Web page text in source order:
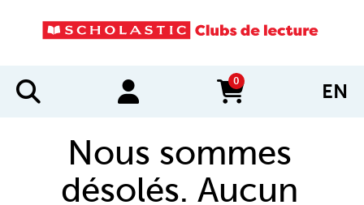
0
items in cart EN
Nous sommes
désolés. Aucun